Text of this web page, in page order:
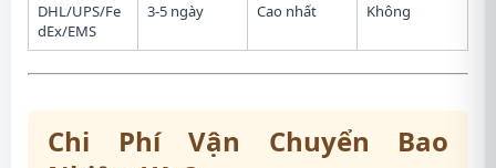
DHL/UPS/Fe
dEx/EMS
3-5 ngày Cao nhất Không
Chi Phí Vận Chuyển Bao